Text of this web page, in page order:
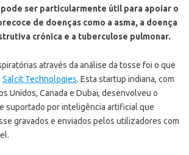
pode ser particularmente útil para apoiar o
de doenças como a asma, a doença
crónica e a tuberculose pulmonar.
através da análise da tosse foi o que
Salcit Technologies. Esta startup indiana, com
Unidos, Canada e Dubai, desenvolveu o
suportado por inteligência artificial que
gravados e enviados pelos utilizadores com